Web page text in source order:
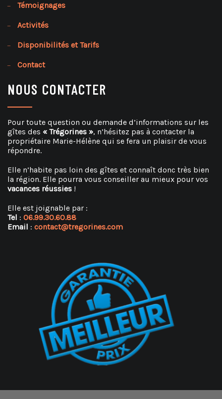
Témoignages
Activités
Disponibilités et Tarifs
Contact
NOUS CONTACTER
Pour toute question ou demande d’informations sur les
gîtes des « Trégorines », n’hésitez pas à contacter la
propriétaire Marie-Hélène qui se fera un plaisir de vous
répondre.
Elle n’habite pas loin des gîtes et connaît donc très bien
la région. Elle pourra vous conseiller au mieux pour vos
vacances réussies !
Elle est joignable par :
Tel : 06.99.30.60.88
Email : contact@tregorines.com